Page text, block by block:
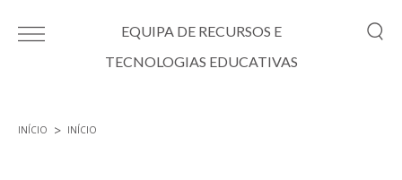
EQUIPA DE RECURSOS E
TECNOLOGIAS EDUCATIVAS
INÍCIO INÍCIO